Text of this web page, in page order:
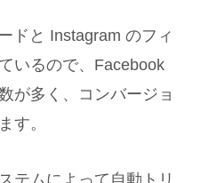
ドと Instagram のフィ
いるので、Facebook
が多く、コンバージョ
す。
テムによって自動トリ